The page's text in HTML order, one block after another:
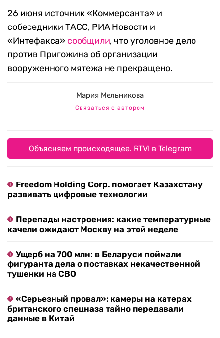
26 июня источник «Коммерсанта» и
собеседники ТАСС, РИА Новости и
«Интефакса» сообщили, что уголовное дело
против Пригожина об организации
вооруженного мятежа не прекращено.
Мария Мельникова
Связаться с автором
Объясняем происходящее. RTVI в Telegram
Freedom Holding Corp. помогает Казахстану
развивать цифровые технологии
Перепады настроения: какие температурные
качели ожидают Москву на этой неделе
Ущерб на 700 млн: в Беларуси поймали
фигуранта дела о поставках некачественной
тушенки на СВО
«Серьезный провал»: камеры на катерах
британского спецназа тайно передавали
данные в Китай